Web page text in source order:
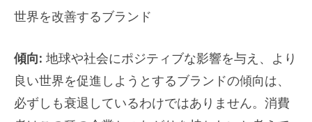
世界を改善するブランド
傾向: 地球や社会にポジティブな影響を与え、より
良い世界を促進しようとするブランドの傾向は、
必ずしも衰退しているわけではありません。消費